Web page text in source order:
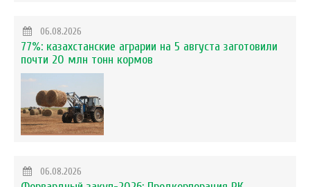
06.08.2026
77%: казахстанские аграрии на 5 августа заготовили
почти 20 млн тонн кормов
06.08.2026